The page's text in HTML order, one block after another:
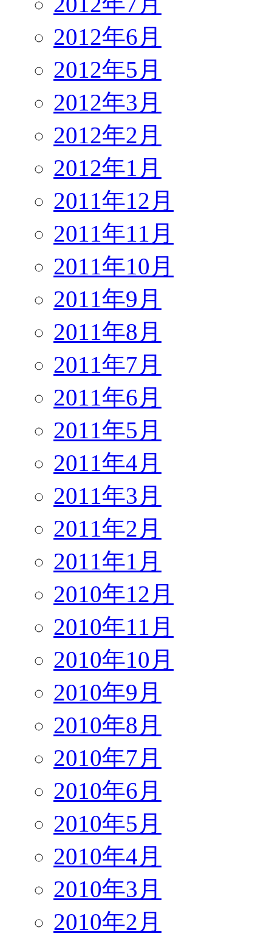
2012年6月
2012年5月
2012年3月
2012年2月
2012年1月
2011年12月
2011年11月
2011年10月
2011年9月
2011年8月
2011年7月
2011年6月
2011年5月
2011年4月
2011年3月
2011年2月
2011年1月
2010年12月
2010年11月
2010年10月
2010年9月
2010年8月
2010年7月
2010年6月
2010年5月
2010年4月
2010年3月
2010年2月